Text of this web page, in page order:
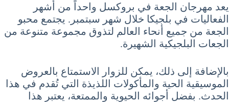
يعد مهرجان الجعة في بروكسل واحداً من أشهر
الفعاليات في بلجيكا خلال شهر سبتمبر. يجتمع محبو
الجعة من جميع أنحاء العالم لتذوق مجموعة متنوعة من
الجعات البلجيكية الشهيرة.
بالإضافة إلى ذلك، يمكن للزوار الاستمتاع بالعروض
الموسيقية الحية والمأكولات اللذيذة التي تُقدم في هذا
الحدث. بفضل أجوائه الحيوية والممتعة، يعتبر هذا